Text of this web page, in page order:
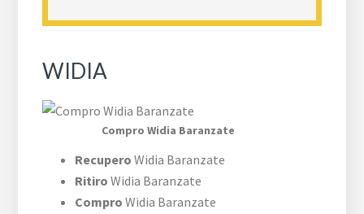
WIDIA
Compro Widia Baranzate
RecuperoWidia Baranzate
Ritiro Widia Baranzate
Compro Widia Baranzate